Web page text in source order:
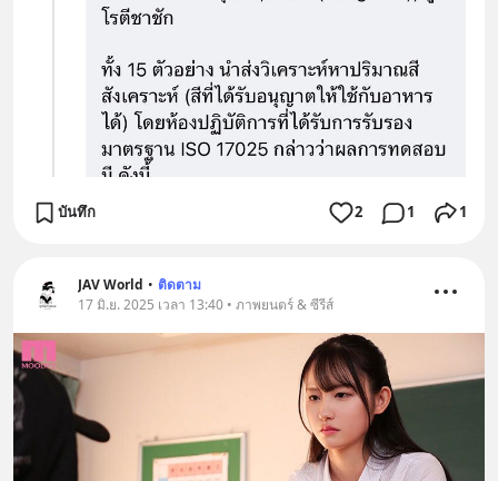
บันทึก 2 1 1
JAV World • ติดตาม
17 มิ.ย. 2025 เวลา 13:40 • ภาพยนตร์ & ซีรีส์